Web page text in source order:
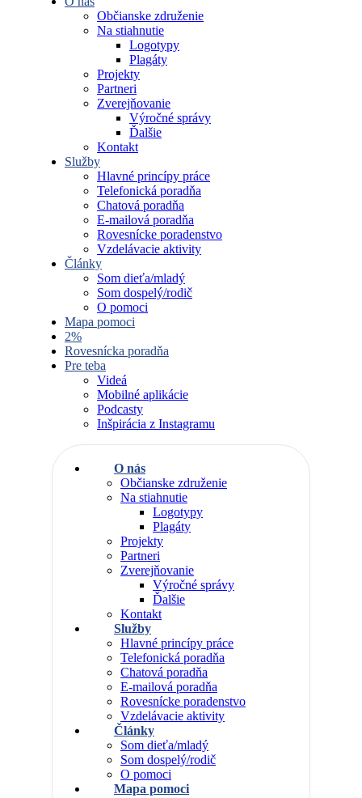
Občianske združenie
Na stiahnutie
Logotypy
Plagáty
Projekty
Partneri
Zverejňovanie
Výročné správy
Ďalšie
Kontakt
Služby
Hlavné princípy práce
Telefonická poradňa
Chatová poradňa
E-mailová poradňa
Rovesnícke poradenstvo
Vzdelávacie aktivity
Články
Som dieťa/mladý
Som dospelý/rodič
O pomoci
Mapa pomoci
2%
Rovesnícka poradňa
Pre teba
Videá
Mobilné aplikácie
Podcasty
Inšpirácia z Instagramu
O nás
Občianske združenie
Na stiahnutie
Logotypy
Plagáty
Projekty
Partneri
Zverejňovanie
Výročné správy
Ďalšie
Kontakt
Služby
Hlavné princípy práce
Telefonická poradňa
Chatová poradňa
E-mailová poradňa
Rovesnícke poradenstvo
Vzdelávacie aktivity
Články
Som dieťa/mladý
Som dospelý/rodič
O pomoci
Mapa pomoci